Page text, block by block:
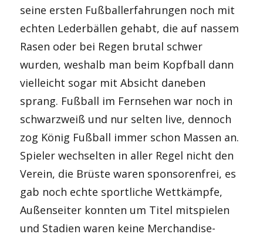
seine ersten Fußballerfahrungen noch mit
echten Lederbällen gehabt, die auf nassem
Rasen oder bei Regen brutal schwer
wurden, weshalb man beim Kopfball dann
vielleicht sogar mit Absicht daneben
sprang. Fußball im Fernsehen war noch in
schwarzweiß und nur selten live, dennoch
zog König Fußball immer schon Massen an.
Spieler wechselten in aller Regel nicht den
Verein, die Brüste waren sponsorenfrei, es
gab noch echte sportliche Wettkämpfe,
Außenseiter konnten um Titel mitspielen
und Stadien waren keine Merchandise-